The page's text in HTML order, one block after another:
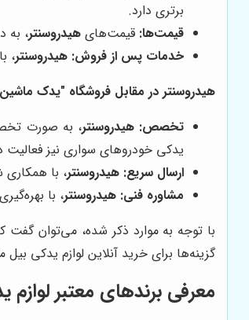
برتری دارد.
قیمت‌ها: قیمت‌های هیدروسنتر، به
خدمات پس از فروش: هیدروسنتر،
هیدروسنتر در مقابل فروشگاه "یدک ماشین
تخصص: هیدروسنتر، به صورت
یدکی خودروهای سواری نیز
ارسال سریع: هیدروسنتر، با
مشاوره فنی: هیدروسنتر، با
با توجه به موارد ذکر شده، می‌توان گفت
گزینه‌ها برای خرید آنلاین لوازم یدکی
معرفی برندهای معتبر